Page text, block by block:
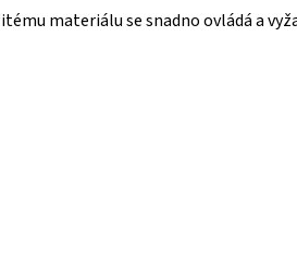
materiálu se snadno ovládá a